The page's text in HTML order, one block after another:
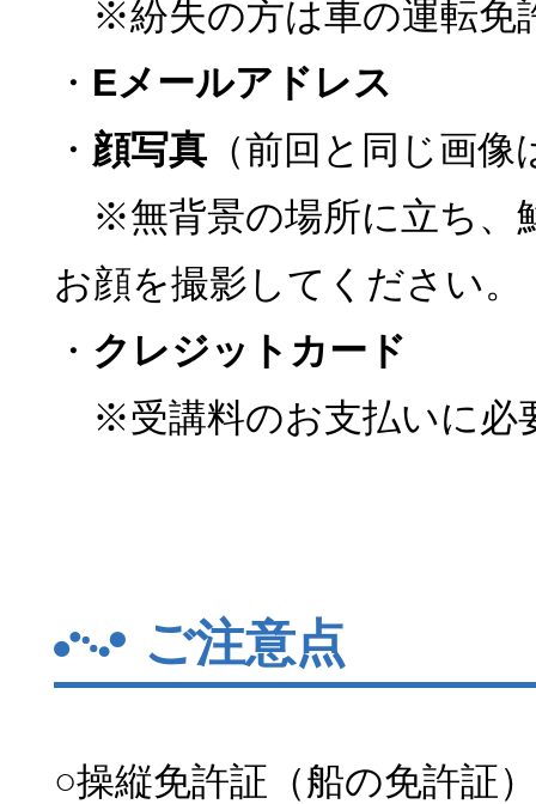
※紛失の方は車の運転免
・ Eメールアドレス
・ 顔写真（前回と同じ画像
※無背景の場所に立ち、
お顔を撮影してください。
・ クレジットカード
※受講料のお支払いに必
ご注意点
○操縦免許証（船の免許証